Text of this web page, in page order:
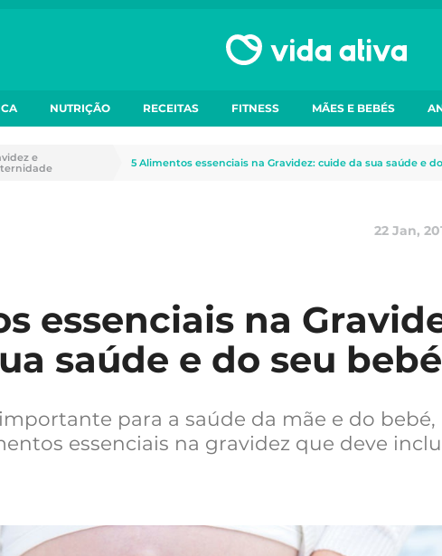
NUTRIÇÃO RECEITAS FITNESS MÃES E BEBÉS
e
5 Alimentos essenciais na Gravidez: cuide da sua saúde e
22 Jan,
essenciais na
saúde e do seu bebé
para a saúde da mãe e do bebé,
essenciais na gravidez que deve